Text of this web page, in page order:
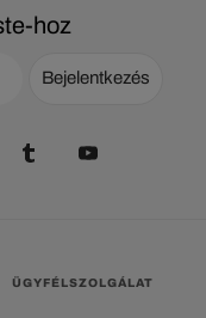
hoz
Bejelentkezés
ÜGYFÉLSZOLGÁLAT